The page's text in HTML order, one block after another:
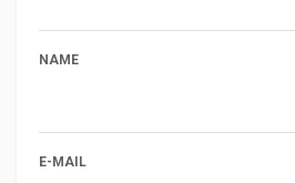
NAME
E-MAIL